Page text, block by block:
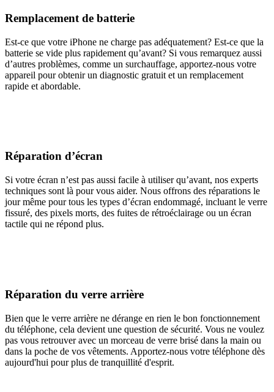
Remplacement de batterie
Est-ce que votre iPhone ne charge pas adéquatement? Est-ce que la
batterie se vide plus rapidement qu’avant? Si vous remarquez aussi
d’autres problèmes, comme un surchauffage, apportez-nous votre
appareil pour obtenir un diagnostic gratuit et un remplacement
rapide et abordable.
Réparation d’écran
Si votre écran n’est pas aussi facile à utiliser qu’avant, nos experts
techniques sont là pour vous aider. Nous offrons des réparations le
jour même pour tous les types d’écran endommagé, incluant le verre
fissuré, des pixels morts, des fuites de rétroéclairage ou un écran
tactile qui ne répond plus.
Réparation du verre arrière
Bien que le verre arrière ne dérange en rien le bon fonctionnement
du téléphone, cela devient une question de sécurité. Vous ne voulez
pas vous retrouver avec un morceau de verre brisé dans la main ou
dans la poche de vos vêtements. Apportez-nous votre téléphone dès
aujourd'hui pour plus de tranquillité d'esprit.